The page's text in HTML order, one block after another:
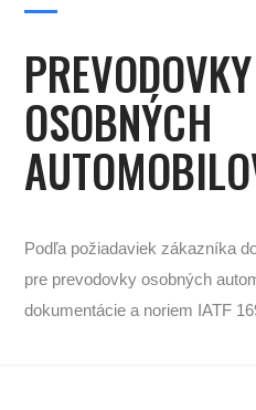
PREVODOVKY
OSOBNÝCH
Podľa požiadaviek zákazníka
pre prevodovky osobných
dokumentácie a noriem IATF